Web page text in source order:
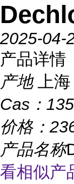
2025-04-
产品详情
产地
上海
Cas：
价格：
产品名称
看相似产